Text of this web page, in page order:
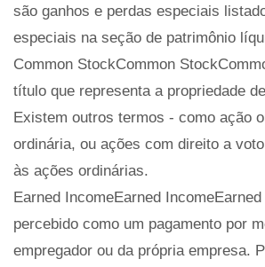
são ganhos e perdas especiais
especiais na seção de patrimônio
Common StockCommon
título que representa a propriedade
Existem outros termos - como ação
ordinária, ou ações com direito a
às ações ordinárias.
Earned IncomeEarned
percebido como um pagamento por
empregador ou da própria empresa.